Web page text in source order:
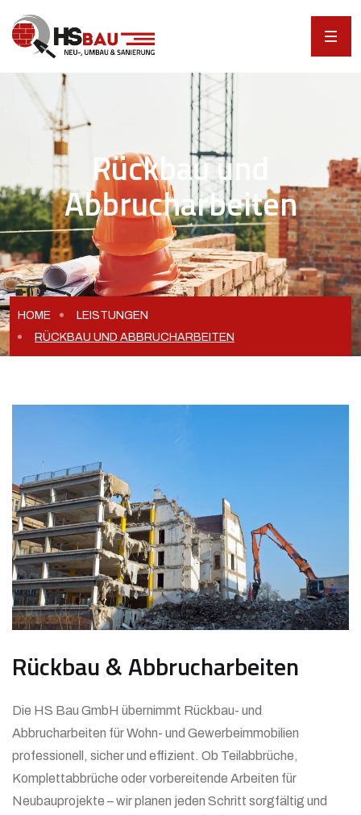
Rückbau und
Abbrucharbeiten
HOME
LEISTUNGEN
RÜCKBAU UND ABBRUCHARBEITEN
Rückbau & Abbrucharbeiten
Die HS Bau GmbH übernimmt Rückbau- und
Abbrucharbeiten für Wohn- und Gewerbeimmobilien
professionell, sicher und effizient. Ob Teilabbrüche,
Komplettabbrüche oder vorbereitende Arbeiten für
Neubauprojekte – wir planen jeden Schritt sorgfältig und